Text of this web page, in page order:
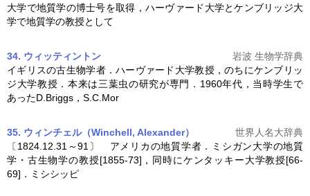
大学で地質学の博士号を取得，ハーヴァード大学とケンブリッジ大
学で地質学の教授として
34. ウィッティントン
岩波 生物学辞典
イギリスの古生物学者．ハーヴァード大学教授，のちにケンブリッ
ジ大学教授．本来は三葉虫の研究が専門．1960年代，当時学生で
あったD.Briggs，S.C.Mor
35. ウィンチェル（Winchell, Alexander）
世界人名大辞典
〔1824.12.31～91〕 アメリカの地質学者．ミシガン大学の地質
学・ 古生物学の教授[1855-73]，同時にケンタッキー大学教授[66-
69]．ミシシッピ